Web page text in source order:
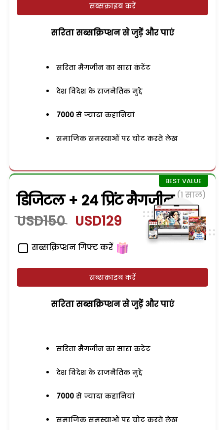
सब्सक्राइब करें
सरिता सब्सक्रिप्शन से जुड़ेें और पाएं
सरिता मैगजीन का सारा कंटेंट
देश विदेश के राजनैतिक मुद्दे
7000 से ज्यादा कहानियां
समाजिक समस्याओं पर चोट करते लेख
डिजिटल + 24 प्रिंट मैगजीन (1 साल)
USD150 USD129
सब्सक्रिप्शन गिफ्ट करें
सब्सक्राइब करें
सरिता सब्सक्रिप्शन से जुड़ेें और पाएं
सरिता मैगजीन का सारा कंटेंट
देश विदेश के राजनैतिक मुद्दे
7000 से ज्यादा कहानियां
समाजिक समस्याओं पर चोट करते लेख